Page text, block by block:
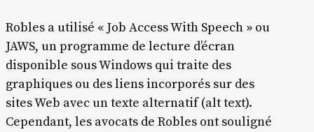
Robles a utilisé « Job Access With Speech » ou
JAWS, un programme de lecture d’écran
disponible sous Windows qui traite des
graphiques ou des liens incorporés sur des
sites Web avec un texte alternatif (alt text).
Cependant, les avocats de Robles ont souligné